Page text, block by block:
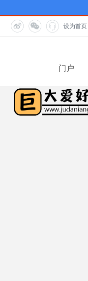
设为首页
门户